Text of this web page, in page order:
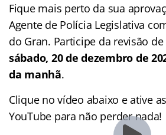
Fique mais perto da sua
Agente de Polícia Legislativa
do Gran. Participe da revisão de
sábado, 20 de dezembro de
da manhã.
Clique no vídeo abaixo e ative
YouTube para não perder nada!